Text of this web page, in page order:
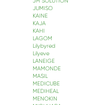
JUMISO
KAINE
KAJA
KAHI
LAGOM
Lilybyred
Lilyeve
LANEIGE
MAMONDE
MASIL
MEDICUBE
MEDIHEAL
MENOKIN